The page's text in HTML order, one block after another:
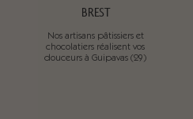
BREST
Nos artisans pâtissiers et
chocolatiers réalisent vos
douceurs à Guipavas (29)